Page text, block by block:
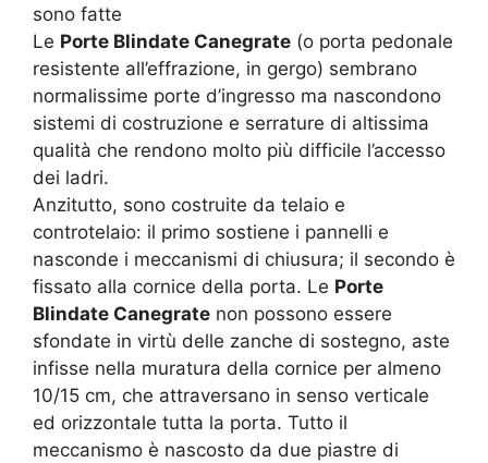
sono fatte
Le Porte Blindate Canegrate (o porta pedonale
resistente all’effrazione, in gergo) sembrano
normalissime porte d’ingresso ma nascondono
sistemi di costruzione e serrature di altissima
qualità che rendono molto più difficile l’accesso
dei ladri.
Anzitutto, sono costruite da telaio e
controtelaio: il primo sostiene i pannelli e
nasconde i meccanismi di chiusura; il secondo è
fissato alla cornice della porta. Le Porte
Blindate Canegrate non possono essere
sfondate in virtù delle zanche di sostegno, aste
infisse nella muratura della cornice per almeno
10/15 cm, che attraversano in senso verticale
ed orizzontale tutta la porta. Tutto il
meccanismo è nascosto da due piastre di